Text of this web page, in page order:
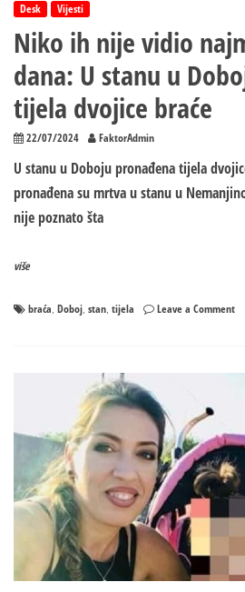
Desk Vijesti
Niko ih nije vidio
dana: U stanu u
tijela dvojice braće
22/07/2024 FaktorAdmin
U stanu u Doboju pronađena tijela
pronađena su mrtva u stanu u
nije poznato šta
više
braća, Doboj, stan, tijela Leave a Commenton
U
u